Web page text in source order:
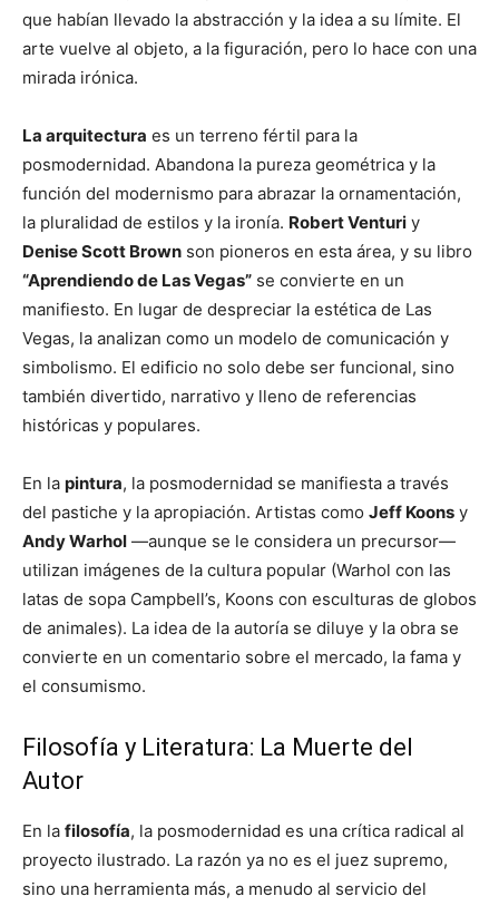
que habían llevado la abstracción y la idea a su límite. El
arte vuelve al objeto, a la figuración, pero lo hace con una
mirada irónica.
La arquitectura es un terreno fértil para la
posmodernidad. Abandona la pureza geométrica y la
función del modernismo para abrazar la ornamentación,
la pluralidad de estilos y la ironía. Robert Venturi y
Denise Scott Brown son pioneros en esta área, y su libro
“Aprendiendo de Las Vegas” se convierte en un
manifiesto. En lugar de despreciar la estética de Las
Vegas, la analizan como un modelo de comunicación y
simbolismo. El edificio no solo debe ser funcional, sino
también divertido, narrativo y lleno de referencias
históricas y populares.
En la pintura, la posmodernidad se manifiesta a través
del pastiche y la apropiación. Artistas como Jeff Koons y
Andy Warhol —aunque se le considera un precursor—
utilizan imágenes de la cultura popular (Warhol con las
latas de sopa Campbell’s, Koons con esculturas de globos
de animales). La idea de la autoría se diluye y la obra se
convierte en un comentario sobre el mercado, la fama y
el consumismo.
Filosofía y Literatura: La Muerte del
Autor
En la filosofía, la posmodernidad es una crítica radical al
proyecto ilustrado. La razón ya no es el juez supremo,
sino una herramienta más, a menudo al servicio del